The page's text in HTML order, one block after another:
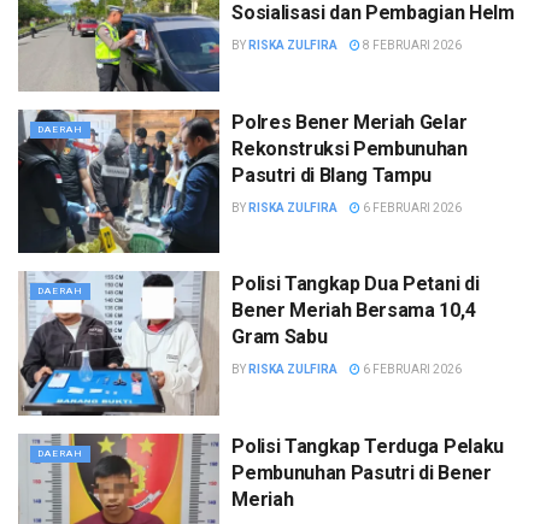
Sosialisasi dan Pembagian Helm
BY RISKA ZULFIRA 8 FEBRUARI 2026
DAERAH
Polres Bener Meriah Gelar
Rekonstruksi Pembunuhan
Pasutri di Blang Tampu
BY RISKA ZULFIRA 6 FEBRUARI 2026
DAERAH
Polisi Tangkap Dua Petani di
Bener Meriah Bersama 10,4
Gram Sabu
BY RISKA ZULFIRA 6 FEBRUARI 2026
DAERAH
Polisi Tangkap Terduga Pelaku
Pembunuhan Pasutri di Bener
Meriah